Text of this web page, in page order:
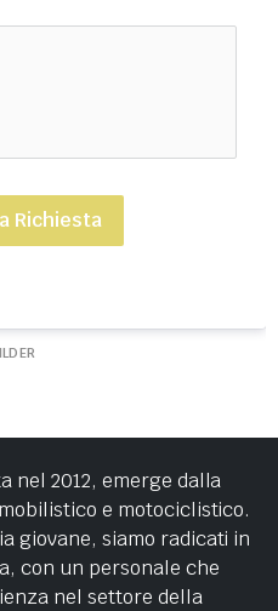
Richiesta
nel 2012, emerge dalla
e motociclistico.
giovane, siamo radicati in
con un personale che
nel settore della